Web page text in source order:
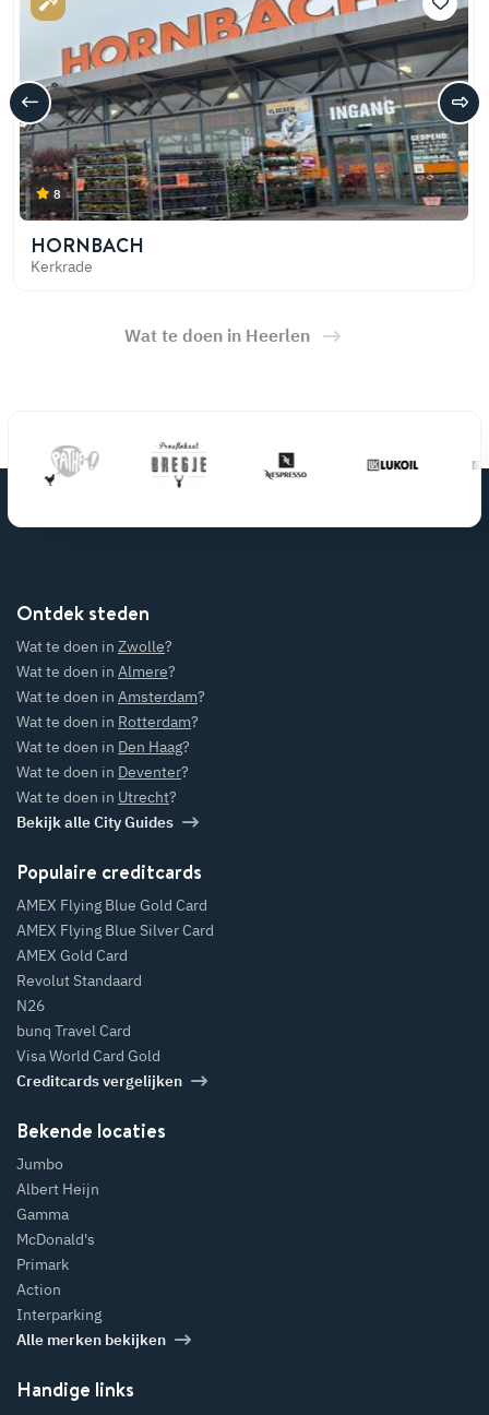
8
HORNBACH
Kerkrade
Wat te doen in Heerlen
Ontdek steden
Wat te doen in Zwolle?
Wat te doen in Almere?
Wat te doen in Amsterdam?
Wat te doen in Rotterdam?
Wat te doen in Den Haag?
Wat te doen in Deventer?
Wat te doen in Utrecht?
Bekijk alle City Guides
Populaire creditcards
AMEX Flying Blue Gold Card
AMEX Flying Blue Silver Card
AMEX Gold Card
Revolut Standaard
N26
bunq Travel Card
Visa World Card Gold
Creditcards vergelijken
Bekende locaties
Jumbo
Albert Heijn
Gamma
McDonald's
Primark
Action
Interparking
Alle merken bekijken
Handige links